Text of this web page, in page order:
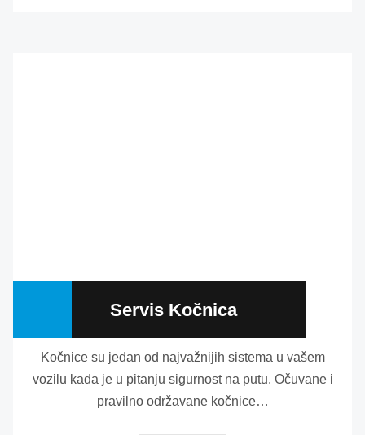
Servis Kočnica
Kočnice su jedan od najvažnijih sistema u vašem
vozilu kada je u pitanju sigurnost na putu. Očuvane i
pravilno održavane kočnice…